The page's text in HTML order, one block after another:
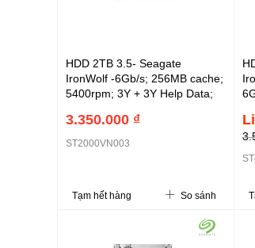
HDD 2TB 3.5- Seagate
IronWolf -6Gb/s; 256MB cache;
5400rpm; 3Y + 3Y Help Data;
3.350.000 ₫
ST2000VN003
Tạm hết hàng So sánh